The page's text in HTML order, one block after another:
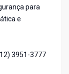
para
e
3951-3777